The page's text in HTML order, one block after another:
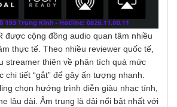
được cộng đồng audio quan tâm nhiều
thực tế. Theo nhiều reviewer quốc tế,
streamer thiên về phân tích quá mức
chi tiết “gắt” để gây ấn tượng nhanh.
chọn hướng trình diễn giàu nhạc tính,
lâu dài. Âm trung là dải nổi bật nhất với